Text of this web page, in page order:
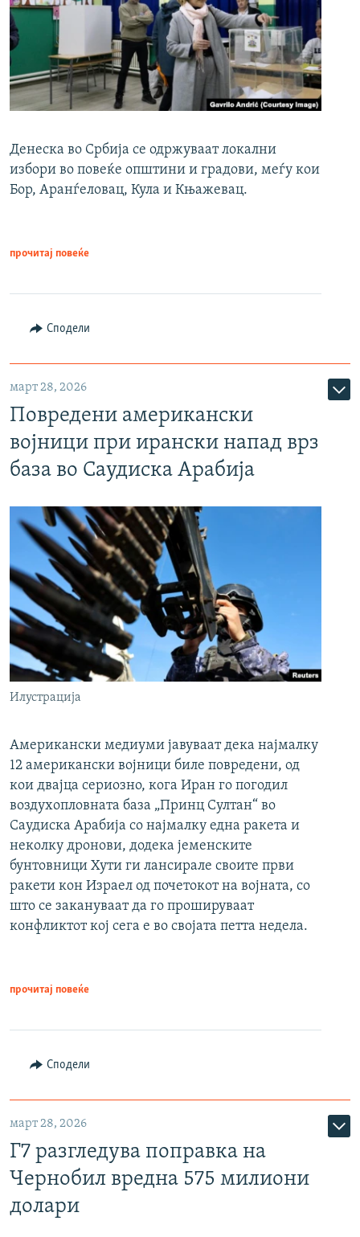
Денеска во Србија се одржуваат локални
избори во повеќе општини и градови, меѓу кои
Бор, Аранѓеловац, Кула и Књажевац.
прочитај повеќе
Сподели
март 28, 2026
Повредени американски
војници при ирански напад врз
база во Саудиска Арабија
Илустрација
Американски медиуми јавуваат дека најмалку
12 американски војници биле повредени, од
кои двајца сериозно, кога Иран го погодил
воздухопловната база „Принц Султан“ во
Саудиска Арабија со најмалку една ракета и
неколку дронови, додека јеменските
бунтовници Хути ги лансирале своите први
ракети кон Израел од почетокот на војната, со
што се закануваат да го прошируваат
конфликтот кој сега е во својата петта недела.
прочитај повеќе
Сподели
март 28, 2026
Г7 разгледува поправка на
Чернобил вредна 575 милиони
долари